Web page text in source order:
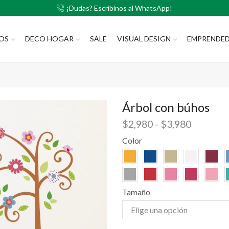
¡Dudas? Escribinos al WhatsApp!
DECO HOGAR SALE VISUAL DESIGN
Árbol con búhos
$2,980 - $3,980
Color
Tamaño